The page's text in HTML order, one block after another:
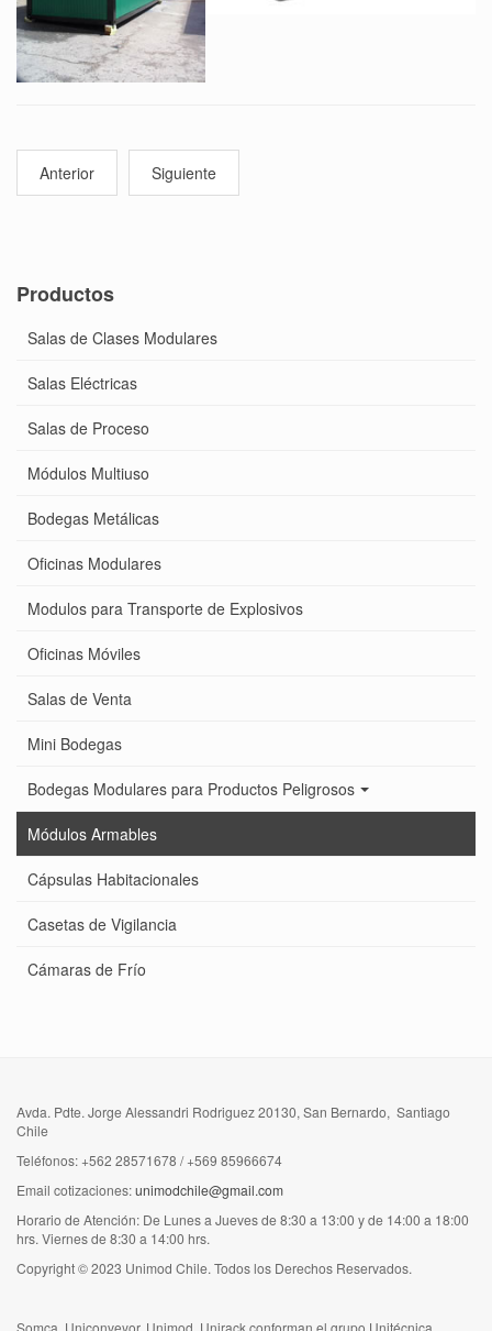
Anterior Siguiente
Productos
Salas de Clases Modulares
Salas Eléctricas
Salas de Proceso
Módulos Multiuso
Bodegas Metálicas
Oficinas Modulares
Modulos para Transporte de Explosivos
Oficinas Móviles
Salas de Venta
Mini Bodegas
Bodegas Modulares para Productos Peligrosos
Módulos Armables
Cápsulas Habitacionales
Casetas de Vigilancia
Cámaras de Frío
Avda. Pdte. Jorge Alessandri Rodriguez 20130, San Bernardo, Santiago
Chile
Teléfonos: +562 28571678 / +569 85966674
Email cotizaciones:unimodchile@gmail.com
Horario de Atención: De Lunes a Jueves de 8:30 a 13:00 y de 14:00 a 18:00
hrs. Viernes de 8:30 a 14:00 hrs.
Copyright © 2023 Unimod Chile. Todos los Derechos Reservados.
Somca, Uniconveyor, Unimod, Unirack conforman el grupo Unitécnica